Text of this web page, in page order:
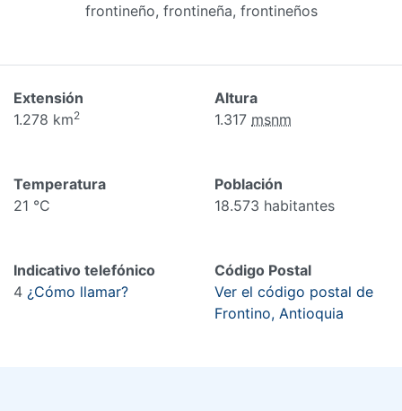
frontineño, frontineña, frontineños
Extensión
1.278 km2
Altura
1.317 msnm
Temperatura
21 °C
Población
18.573 habitantes
Indicativo telefónico
4 ¿Cómo llamar?
Código Postal
Ver el código postal de
Frontino, Antioquia